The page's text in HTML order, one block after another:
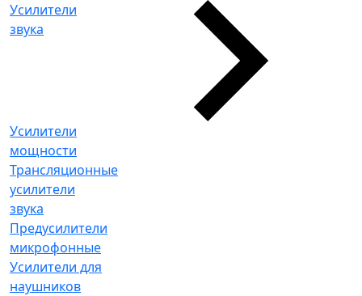
Усилители
звука
Усилители
мощности
Трансляционные
усилители
звука
Предусилители
микрофонные
Усилители для
наушников